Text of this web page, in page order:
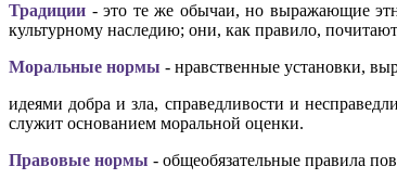
Традиции - это те же обычаи, но выражающие
культурному наследию; они, как правило,
Моральные нормы - нравственные установки,
идеями добра и зла, справедливости и
служит основанием моральной оценки.
Правовые нормы - общеобязательные правила